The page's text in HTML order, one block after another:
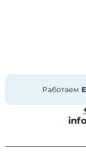
Работаем